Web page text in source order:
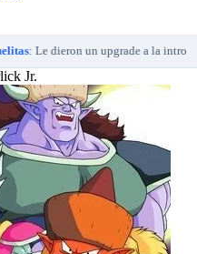
dieron un upgrade a la intro •
Jr.